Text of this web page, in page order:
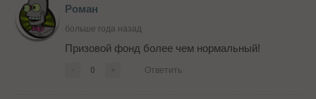
Роман
больше года назад
Призовой фонд более чем нормальный!
0 Ответить